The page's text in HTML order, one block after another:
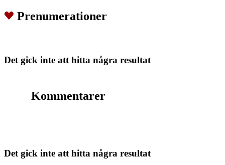
Prenumerationer
Det gick inte att hitta några resultat
Kommentarer
Det gick inte att hitta några resultat